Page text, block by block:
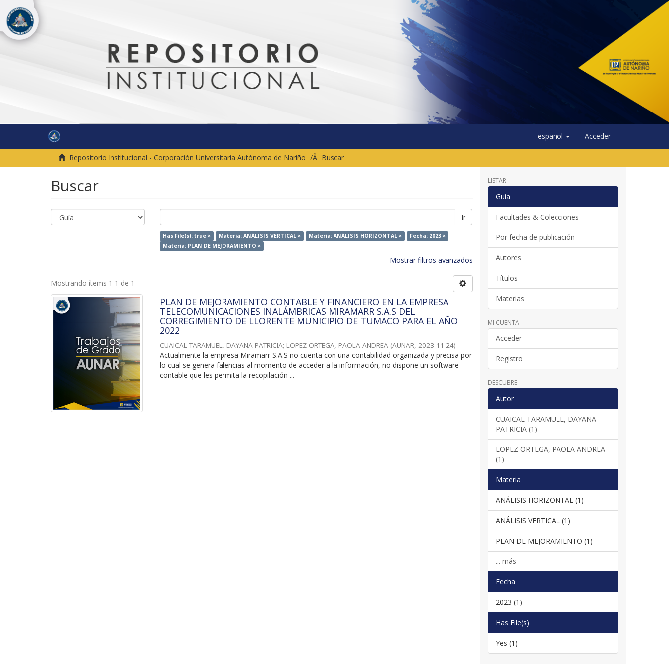
español Acceder
Repositorio Institucional - Corporación Universitaria Autónoma de Nariño Buscar
Buscar
Ir
Has File(s): true × Materia: ANÁLISIS VERTICAL × Materia: ANÁLISIS HORIZONTAL ×
Fecha: 2023 ×
Materia: PLAN DE MEJORAMIENTO ×
Mostrar filtros avanzados
Mostrando ítems 1-1 de 1
PLAN DE MEJORAMIENTO CONTABLE Y FINANCIERO EN LA EMPRESA
TELECOMUNICACIONES INALÁMBRICAS MIRAMARR S.A.S DEL
CORREGIMIENTO DE LLORENTE MUNICIPIO DE TUMACO PARA EL AÑO
2022
CUAICAL TARAMUEL, DAYANA PATRICIA; LOPEZ ORTEGA, PAOLA ANDREA (AUNAR, 2023-11-24)
Actualmente la empresa Miramarr S.A.S no cuenta con una contabilidad organizada y precisa por
lo cual se genera falencias al momento de acceder a la información, no dispone un software
contable que les permita la recopilación ...
LISTAR
Guía
Facultades & Colecciones
Por fecha de publicación
Autores
Títulos
Materias
MI CUENTA
Acceder
Registro
DESCUBRE
Autor
CUAICAL TARAMUEL, DAYANA
PATRICIA (1)
LOPEZ ORTEGA, PAOLA ANDREA
(1)
Materia
ANÁLISIS HORIZONTAL (1)
ANÁLISIS VERTICAL (1)
PLAN DE MEJORAMIENTO (1)
... más
Fecha
2023 (1)
Has File(s)
Yes (1)